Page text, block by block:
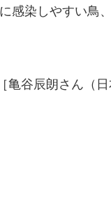
感染しやすい鳥
亀谷辰朗さん（